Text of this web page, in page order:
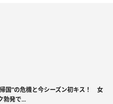
国”の危機と今シーズン初キス！ 女
勃発で...